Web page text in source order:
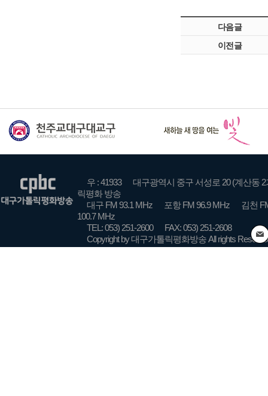
다음글
이전글
우 : 41933
대구광역시 중구 서성로 20 (계산동 2
릭평화 방송
대구 FM 93.1 MHz
포항 FM 96.9 MHz
김천
100.7 MHz
TEL: 053) 251-2600
FAX: 053) 251-2608
Copyright by 대구가톨릭평화방송 All rights